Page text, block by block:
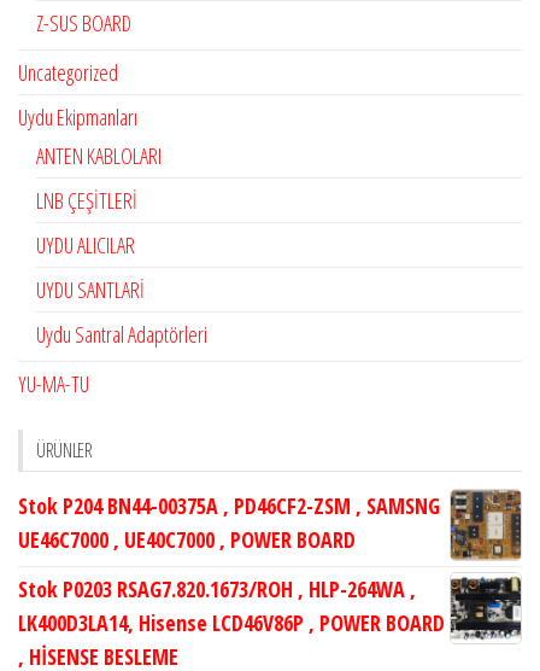
Z-SUS BOARD
Uncategorized
Uydu Ekipmanları
ANTEN KABLOLARI
LNB ÇEŞİTLERİ
UYDU ALICILAR
UYDU SANTLARİ
Uydu Santral Adaptörleri
YU-MA-TU
ÜRÜNLER
Stok P204 BN44-00375A , PD46CF2-ZSM , SAMSNG
UE46C7000 , UE40C7000 , POWER BOARD
Stok P0203 RSAG7.820.1673/ROH , HLP-264WA ,
LK400D3LA14, Hisense LCD46V86P , POWER BOARD
, HİSENSE BESLEME